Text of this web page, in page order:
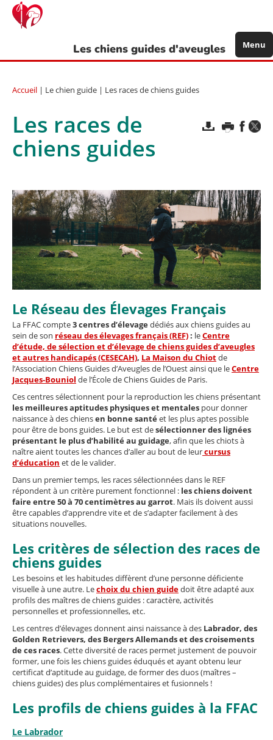
Aller
contenu
Les chiens guides d'aveugles Menu
Accueil | Le chien guide | Les races de chiens guides
Les races de
chiens guides
Le Réseau des Élevages Français
La FFAC compte3 centres d’élevagedédiés aux chiens guidesau
sein de son réseau des élevages français (REF): leCentre
d’étude, de sélection et d’élevage de chiens guides d’aveugles
et autres handicapés (CESECAH), La Maison du Chiotde
l’Association Chiens Guides d’Aveugles de l’Ouest ainsi que leCentre
Jacques-Bouniol de l’École de Chiens Guides de Paris.
Ces centres sélectionnent pour la reproduction les chiens présentant
les meilleures aptitudes physiques et mentales pour donner
naissance à des chiensen bonne santéet les plus aptes possible
pour être de bons guides. Le but est desélectionner des lignées
présentant le plus d’habilité au guidage, afin que les chiots à
naître aient toutes les chances d’aller au bout de leurcursus
d’éducation et de le valider.
Dans un premier temps, les races sélectionnées dans le REF
répondent à un critère purement fonctionnel : les chiens doivent
faire entre 50 à 70 centimètres au garrot. Mais ils doivent aussi
être capables d’apprendre vite et de s’adapter facilement à des
situations nouvelles.
Les critères de sélection des races de
chiens guides
Les besoins et les habitudes diffèrent d’une personne déficiente
visuelle à une autre. Lechoix du chien guidedoit être adapté aux
profils des maîtres de chiens guides : caractère, activités
personnelles et professionnelles, etc.
Les centres d’élevages donnent ainsi naissance à des Labrador, des
Golden Retrievers, des Bergers Allemands et des croisements
de ces races. Cette diversité de races permet justement de pouvoir
former, une fois les chiens guides éduqués et ayant obtenu leur
certificat d’aptitude au guidage, de former des duos (maîtres –
chiens guides) des plus complémentaires et fusionnels !
Les profils de chiens guides à la FFAC
Le Labrador